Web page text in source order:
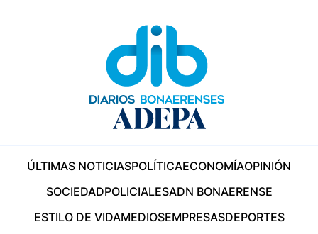
ÚLTIMAS NOTICIASPOLÍTICAECONOMÍAOPINIÓN
SOCIEDADPOLICIALESADN BONAERENSE
ESTILO DE VIDAMEDIOSEMPRESASDEPORTES